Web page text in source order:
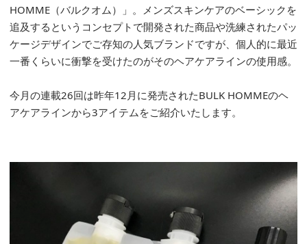
HOMME（バルクオム）」。メンズスキンケアのベーシックを
追及するというコンセプトで開発された商品や洗練されたパッ
ケージデザインでご存知の人気ブランドですが、個人的に最近
一番くらいに衝撃を受けたのがそのヘアケアラインの使用感。
今月の連載26回は昨年12月に発売されたBULK HOMMEのヘ
アケアラインから3アイテムをご紹介いたします。